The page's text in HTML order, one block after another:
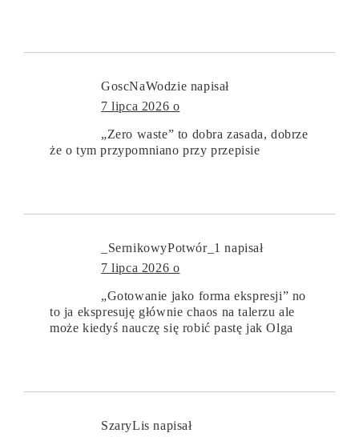
GoscNaWodzie napisał
7 lipca 2026 o
„Zero waste” to dobra zasada, dobrze
że o tym przypomniano przy przepisie
_SernikowyPotwór_1 napisał
7 lipca 2026 o
„Gotowanie jako forma ekspresji” no
to ja ekspresuję głównie chaos na talerzu ale
może kiedyś nauczę się robić pastę jak Olga
SzaryLis napisał